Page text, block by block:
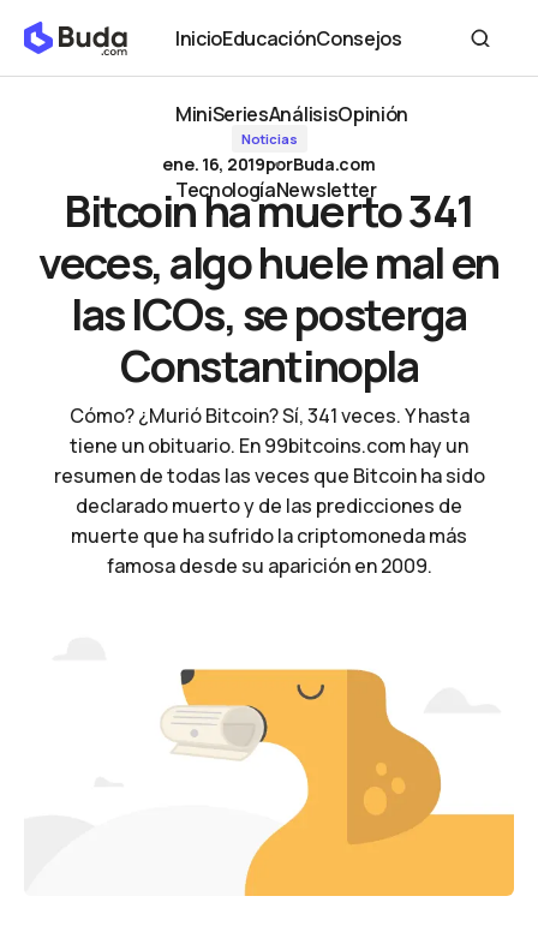
Inicio
Inicio
Educación
Educación
Consejos
Consejos
MiniSeries
MiniSeries
Análisis
Análisis
Opinión
Tecnología
Tecnología
Newsletter
Newsletter
Bitcoin ha muerto 341 veces, algo huele mal en las ICOs, se
posterga Constantinopla
Noticias
ene. 16, 2019porBuda.com
Bitcoin ha muerto 341
veces, algo huele mal en
las ICOs, se posterga
Constantinopla
Cómo? ¿Murió Bitcoin? Sí, 341 veces. Y hasta
tiene un obituario. En 99bitcoins.com hay un
resumen de todas las veces que Bitcoin ha sido
declarado muerto y de las predicciones de
muerte que ha sufrido la criptomoneda más
famosa desde su aparición en 2009.